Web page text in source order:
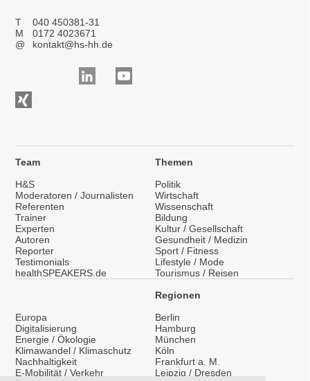
T
040 450381-31
M
0172 4023671
@
kontakt@hs-hh.de
Team
H&S
Moderatoren / Journalisten
Referenten
Trainer
Experten
Autoren
Reporter
Testimonials
healthSPEAKERS.de
Themen
Politik
Wirtschaft
Wissenschaft
Bildung
Kultur / Gesellschaft
Gesundheit / Medizin
Sport / Fitness
Lifestyle / Mode
Tourismus / Reisen
Europa
Digitalisierung
Energie / Ökologie
Klimawandel / Klimaschutz
Nachhaltigkeit
E-Mobilität / Verkehr
Regionen
Berlin
Hamburg
München
Köln
Frankfurt a. M.
Leipzig / Dresden